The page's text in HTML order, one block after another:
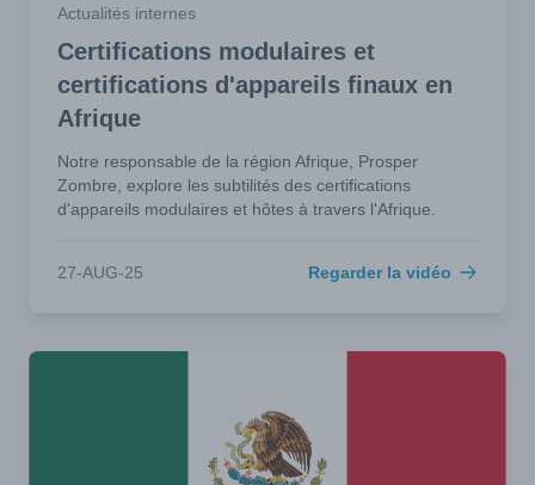
Actualités internes
Certifications modulaires et
certifications d'appareils finaux en
Afrique
Notre responsable de la région Afrique, Prosper
Zombre, explore les subtilités des certifications
d'appareils modulaires et hôtes à travers l'Afrique.
27-AUG-25 Regarder la vidéo